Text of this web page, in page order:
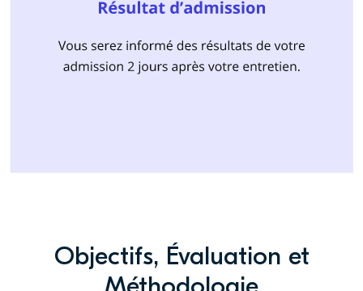
Objectifs, Évaluation et